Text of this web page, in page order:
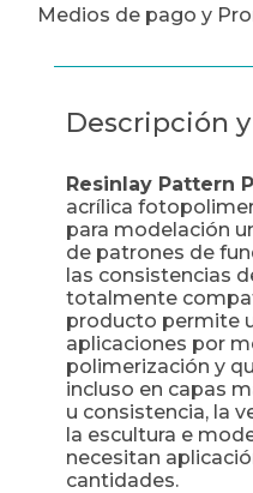
Medios de pago y
Descripción
Resinlay Pattern
acrílica
para modelación
de patrones de
las consistencias
totalmente
producto permite
aplicaciones por
polimerización y
incluso en capas
u consistencia, la
la escultura e
necesitan
cantidades.